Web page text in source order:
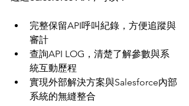
完整保留API呼叫紀錄，方便追蹤與
審計
查詢API LOG，清楚了解參數與系
統互動歷程
實現外部解決方案與Salesforce內部
系統的無縫整合